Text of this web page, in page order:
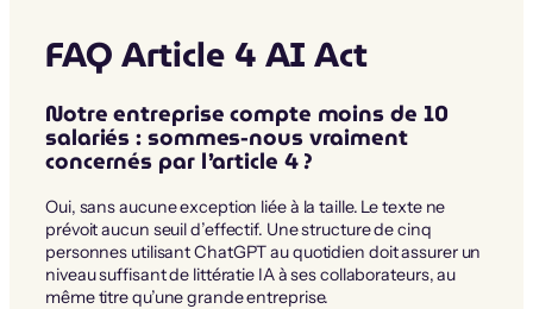
FAQ Article 4 AI Act
Notre entreprise compte moins de 10
salariés : sommes-nous vraiment
concernés par l’article 4 ?
Oui, sans aucune exception liée à la taille. Le texte ne
prévoit aucun seuil d’effectif. Une structure de cinq
personnes utilisant ChatGPT au quotidien doit assurer un
niveau suffisant de littératie IA à ses collaborateurs, au
même titre qu’une grande entreprise.